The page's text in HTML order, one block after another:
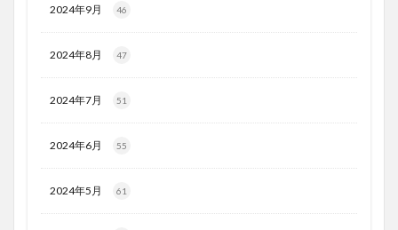
2024年9月 46
2024年8月 47
2024年7月 51
2024年6月 55
2024年5月 61